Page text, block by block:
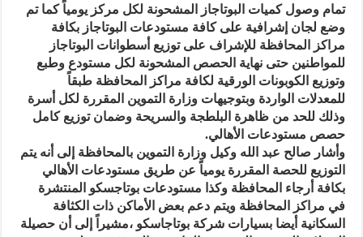
تمام وصول كميات البوتاجاز المشحونة لكل مركز يومياً كما تم
وضع لجان إشرافية على كافة مستودعات البوتاجاز بكافة
مراكز المحافظة للإشراف على توزيع أسطوانات البوتاجاز
للمواطنين حتى نهاية الحصص المشحونة لكل مستودع وطبع
وتوزيع الكوبونات الورقية لكافة مراكز المحافظة طبقاً
للمعدلات الواردة وبتوجيهات وزارة التموين المقررة لكل أسرة
وذلك للحد من ظاهرة البلطجة والسريحة وضمان توزيع كامل
حصص مستودعات الأهالي.
وأشار صالح عبد الله وكيل وزارة التموين بالمحافظة إلى أنه يتم
التوزيع للحصة المقررة يومياً عن طريق مستودعات الأهالي
بكافة أرجاء المحافظة وكذا مستودعات بوتاجسكو المنتشرة
في مراكز المحافظة ويتم دعم بعض الأماكن ذات الكثافة
السكانية أيضا بسيارات شركة بوتاجاسكو ،مشيراً إلى أن حصيلة